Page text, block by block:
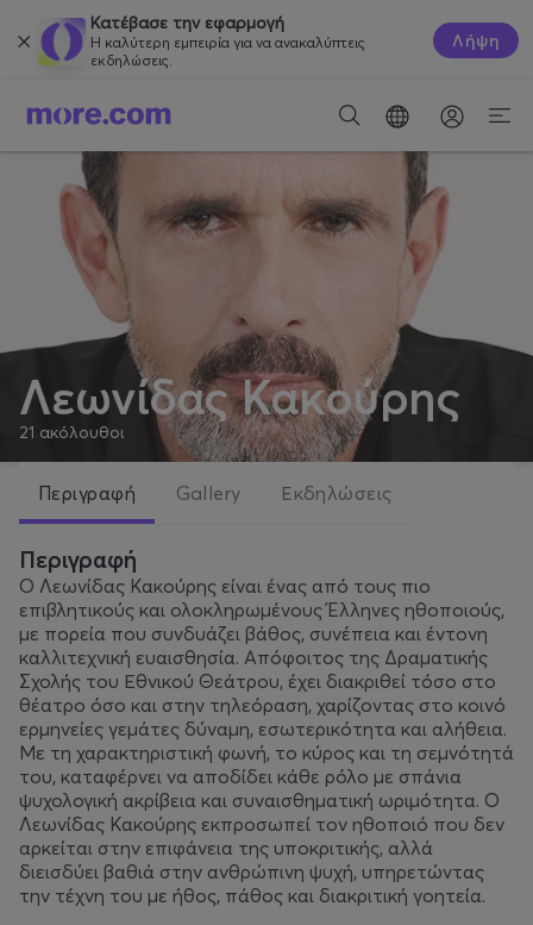
Κατέβασε την εφαρμογή
Η καλύτερη εμπειρία για να ανακαλύπτεις
εκδηλώσεις.
Λήψη
Λεωνίδας Κακούρης
21 ακόλουθοι
Περιγραφή Gallery Εκδηλώσεις
Περιγραφή
Ο Λεωνίδας Κακούρης είναι ένας από τους πιο
επιβλητικούς και ολοκληρωμένους Έλληνες ηθοποιούς,
με πορεία που συνδυάζει βάθος, συνέπεια και έντονη
καλλιτεχνική ευαισθησία. Απόφοιτος της Δραματικής
Σχολής του Εθνικού Θεάτρου, έχει διακριθεί τόσο στο
θέατρο όσο και στην τηλεόραση, χαρίζοντας στο κοινό
ερμηνείες γεμάτες δύναμη, εσωτερικότητα και αλήθεια.
Με τη χαρακτηριστική φωνή, το κύρος και τη σεμνότητά
του, καταφέρνει να αποδίδει κάθε ρόλο με σπάνια
ψυχολογική ακρίβεια και συναισθηματική ωριμότητα. Ο
Λεωνίδας Κακούρης εκπροσωπεί τον ηθοποιό που δεν
αρκείται στην επιφάνεια της υποκριτικής, αλλά
διεισδύει βαθιά στην ανθρώπινη ψυχή, υπηρετώντας
την τέχνη του με ήθος, πάθος και διακριτική γοητεία.